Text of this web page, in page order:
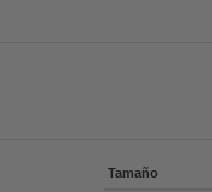
Tamaño